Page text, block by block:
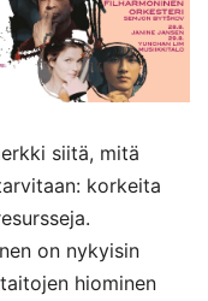
siitä, mitä
korkeita
on nykyisin
hiominen